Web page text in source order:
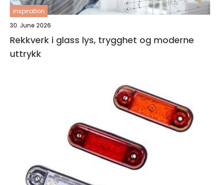
inspiration
30. June 2026
Rekkverk i glass lys, trygghet og moderne
uttrykk